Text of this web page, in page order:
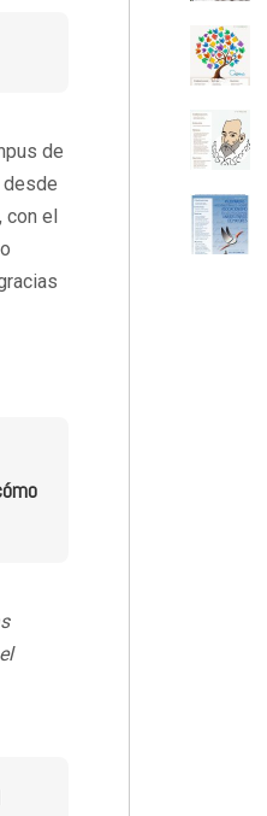
de
desde
con el